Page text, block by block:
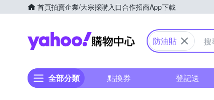
首頁拍賣企業/大宗採購入口合作招商App下載
Yahoo購物中心
防油貼
全部分類 點換券 登記送